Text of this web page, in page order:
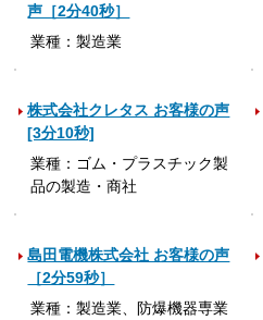
声［2分40秒］
業種：製造業
株式会社クレタス お客様の声
[3分10秒]
業種：ゴム・プラスチック製
品の製造・商社
島田電機株式会社 お客様の声
［2分59秒］
業種：製造業、防爆機器専業